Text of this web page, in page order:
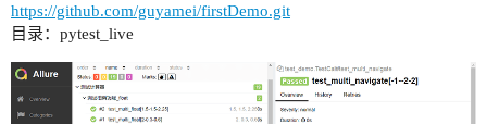
https://github.com/guyamei/firstDemo.git
目录：pytest_live